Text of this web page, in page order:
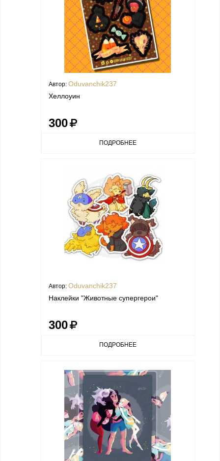
Автор: Oduvanchik237
Хеллоуин
300
ПОДРОБНЕЕ
Автор: Oduvanchik237
Наклейки "Животные супергерои"
300
ПОДРОБНЕЕ